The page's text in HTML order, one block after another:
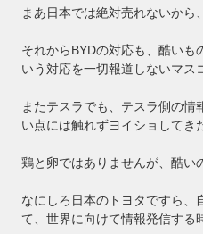
まあ日本では絶対売れないから
それからBYDの対応も、酷いも
いう対応を一切報道しないマス
またテスラでも、テスラ側の情
い点には触れずヨイショしてき
鶏と卵ではありませんが、酷
なにしろ日本のトヨタですら、
て、世界に向けて情報発信する